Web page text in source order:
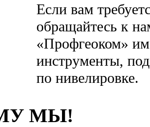
Если вам
обращайтесь к
«Профгеоком»
инструменты,
по нивелировке.
МЫ!